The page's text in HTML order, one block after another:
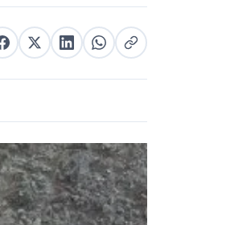
Partager sur Facebook
Partager sur XPartager sur LinkedIn
Partager sur WhatsApp
Copier le lien